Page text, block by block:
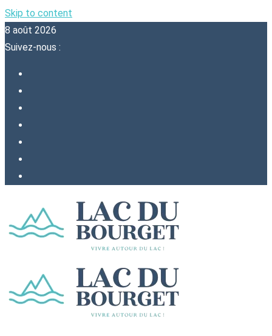
Skip to content
8 août 2026
Suivez-nous :